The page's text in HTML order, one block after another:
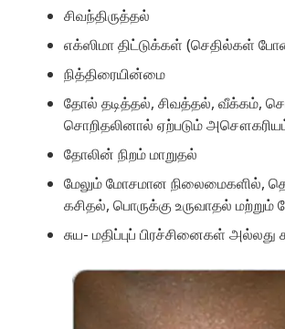
சிவந்திருத்தல்
எக்ஸிமா திட்டுக்கள் (செதில்கள்
நித்திரையின்மை
தோல் தடித்தல், சிவத்தல், வீக்கம்,
சொறிதலினால் ஏற்படும்
தோலின் நிறம் மாறுதல்
மேலும் மோசமான நிலைமைகளில்,
கசிதல், பொருக்கு உருவாதல் மற்றும்
சுய- மதிப்புப் பிரச்சினைகள்